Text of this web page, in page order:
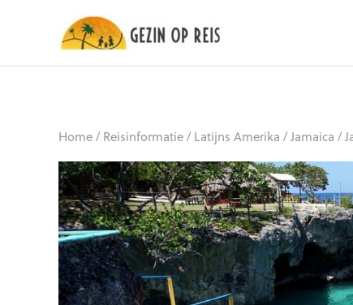
Home/ Reisinformatie/ Latijns Amerika /Jamaica /